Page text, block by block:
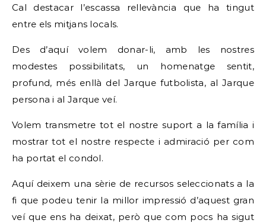
Cal destacar l’escassa rellevància que ha tingut
entre els mitjans locals.
Des d’aquí volem donar-li, amb les nostres
modestes possibilitats, un homenatge sentit,
profund, més enllà del Jarque futbolista, al Jarque
persona i al Jarque veí.
Volem transmetre tot el nostre suport a la família i
mostrar tot el nostre respecte i admiració per com
ha portat el condol.
Aquí deixem una sèrie de recursos seleccionats a la
fi que podeu tenir la millor impressió d’aquest gran
veí que ens ha deixat, però que com pocs ha sigut